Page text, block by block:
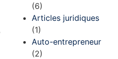
(6)
Articles juridiques
(1)
Auto-entrepreneur
(2)